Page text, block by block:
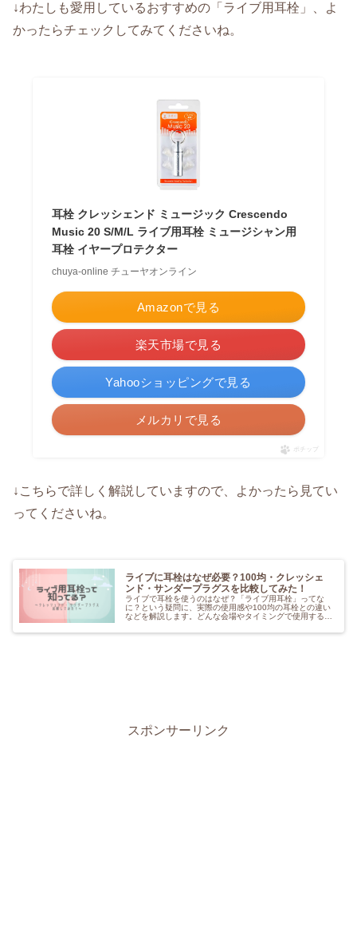
↓わたしも愛用しているおすすめの「ライブ用耳栓」、よ
かったらチェックしてみてくださいね。
耳栓 クレッシェンド ミュージック Crescendo
Music 20 S/M/L ライブ用耳栓 ミュージシャン用
耳栓 イヤープロテクター
chuya-online チューヤオンライン
Amazonで見る
楽天市場で見る
Yahooショッピングで見る
メルカリで見る
ポチップ
↓こちらで詳しく解説していますので、よかったら見てい
ってくださいね。
ライブに耳栓はなぜ必要？100均・クレッシェ
ンド・サンダープラグスを比較してみた！
ライブで耳栓を使うのはなぜ？「ライブ用耳栓」ってな
に？という疑問に、実際の使用感や100均の耳栓との違い
などを解説します。どんな会場やタイミングで使用すると
種「クレッシェンド」「サンダープラグス」の比較もして
スポンサーリンク